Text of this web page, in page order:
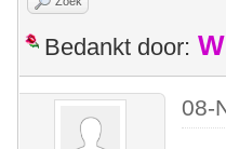
Bedankt door:
08-